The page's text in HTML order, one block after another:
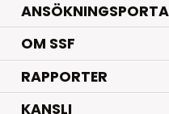
OM SSF
RAPPORTER
KANSLI